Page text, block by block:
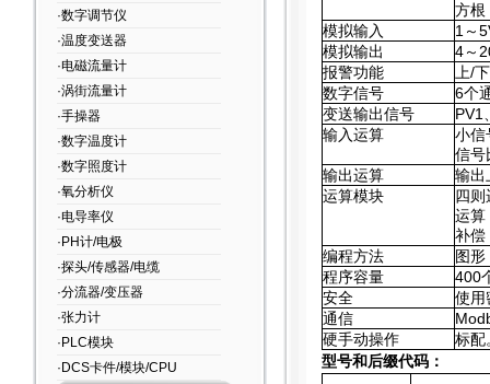
·数字调节仪
·温度变送器
·电磁流量计
·涡街流量计
·手操器
·数字温度计
·数字照度计
·氧分析仪
·电导率仪
·PH计/电极
·探头/传感器/电缆
·分流器/变压器
·张力计
·PLC模块
·DCS卡件/模块/CPU
方根
模拟输入
1 ～
模拟输出
4～
报警功能
上/
数字信号
6个
变送输出信号
PV1
输入运算
小信
信号
输出运算
输出
运算模块
四则
运算
补偿
编程方法
图形
程序容量
400
安全
使用
通信
硬手动操作
标配
型号和后缀代码：